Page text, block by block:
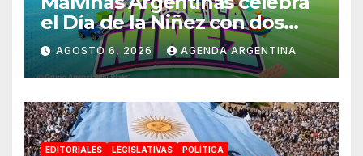
el Día de la Niñez con dos
jornadas de juegos,
espectáculos y actividades
para toda la familia
AGOSTO 6, 2026 AGENDA ARGENTINA
EDITORIALES LEGISLATIVAS
POLÍTICA